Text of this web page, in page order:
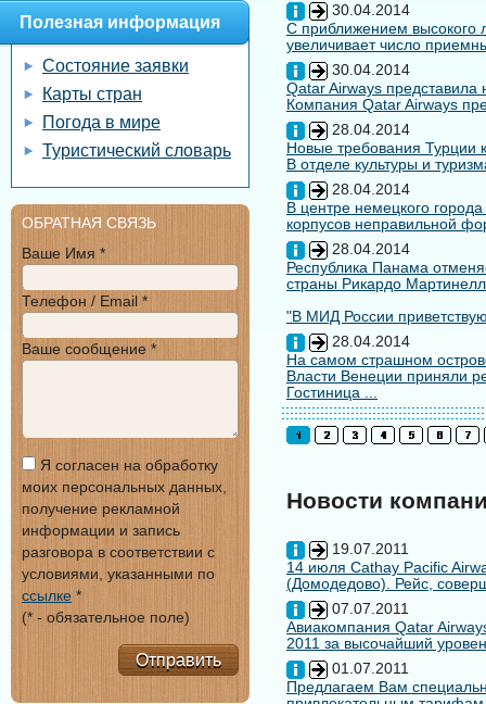
30.04.2014
С приближением высокого
увеличивает число
30.04.2014
Qatar Airways
Компания Qatar Airways
28.04.2014
Новые требования Турции
В отделе культуры и
28.04.2014
В центре немецкого
корпусов неправильной
28.04.2014
Республика Панама
страны Рикардо
"В МИД России
28.04.2014
На самом страшном
Власти Венеции приняли
Гостиница ...
Новости
19.07.2011
14 июля Cathay Pacific
(Домодедово). Рейс,
07.07.2011
Авиакомпания Qatar
2011 за высочайший
01.07.2011
Предлагаем Вам
Полезная информация
Состояние заявки
Карты стран
Погода в мире
Туристический словарь
ОБРАТНАЯ СВЯЗЬ
Ваше Имя *
Телефон / Email *
Ваше сообщение *
Я согласен на обработку
моих персональных данных,
получение рекламной
информации и запись
разговора в соответствии с
условиями, указанными по
ссылке *
(* - обязательное поле)
Отправить